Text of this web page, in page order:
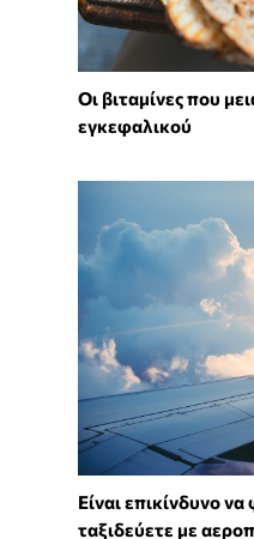
Οι βιταμίνες που
εγκεφαλικού
⁠Είναι επικίνδυνο
ταξιδεύετε με